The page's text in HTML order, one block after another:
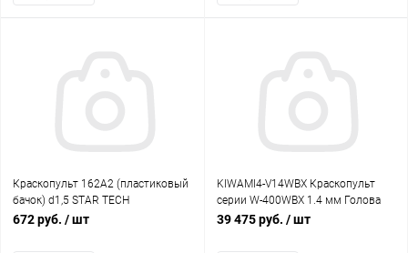
Краскопульт 162A2 (пластиковый
бачок) d1,5 STAR TECH
672 руб. / шт
KIWAMI4-V14WBX Краскопульт
серии W-400WBX 1.4 мм Голова
WBX, бачок
39 475 руб. / шт